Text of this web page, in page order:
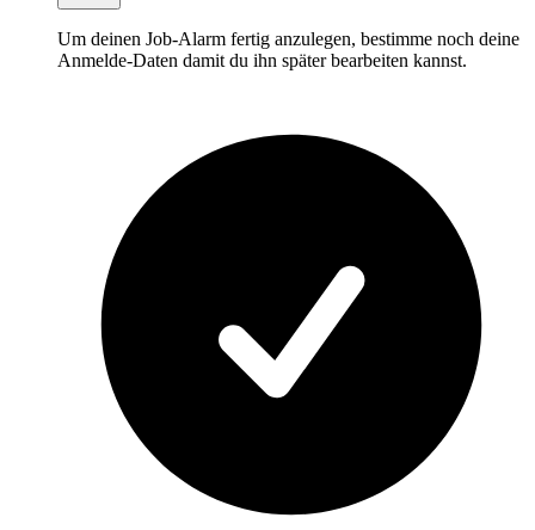
Um deinen Job-Alarm fertig anzulegen, bestimme noch deine
Anmelde-Daten damit du ihn später bearbeiten kannst.